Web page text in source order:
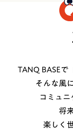
TANQ BASEで
そんな風
コミュ
将
楽しく